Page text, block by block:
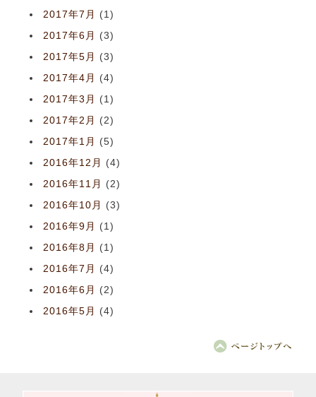
2017年7月
(1)
2017年6月
(3)
2017年5月
(3)
2017年4月
(4)
2017年3月
(1)
2017年2月
(2)
2017年1月
(5)
2016年12月
(4)
2016年11月
(2)
2016年10月
(3)
2016年9月
(1)
2016年8月
(1)
2016年7月
(4)
2016年6月
(2)
2016年5月
(4)